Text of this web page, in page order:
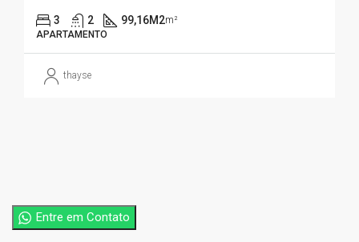
3 2 99,16M2m²
APARTAMENTO
thayse
Entre em Contato